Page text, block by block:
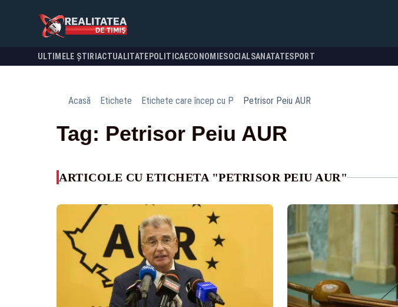
ULTIMELE ȘTIRI ACTUALITATE POLITICA ECONOMIESOCIALSANATATESPORT
Acasă Etichete Etichete care încep cu P Petrisor Peiu AUR
Tag: Petrisor Peiu AUR
ARTICOLE CU ETICHETA "PETRISOR PEIU AUR"